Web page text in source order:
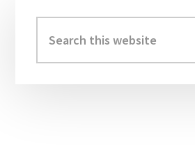
Sidebar
this
website